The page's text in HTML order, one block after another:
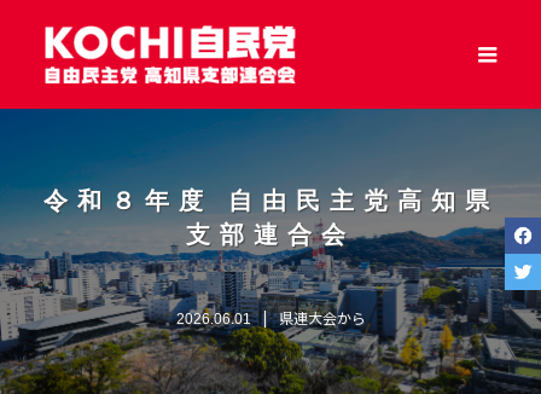
令和８年度 自由民主党高知県
支部連合会
2026.06.01 県連大会から